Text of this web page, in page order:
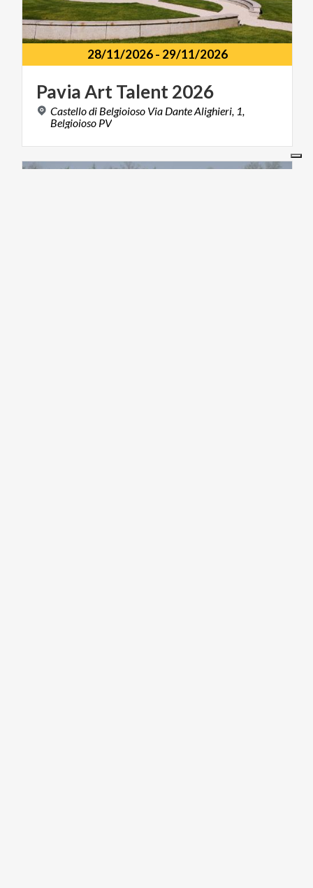
28/11/2026- 29/11/2026
PaviaArtTalent2026
Castello di Belgioioso Via Dante Alighieri, 1,
Belgioioso PV